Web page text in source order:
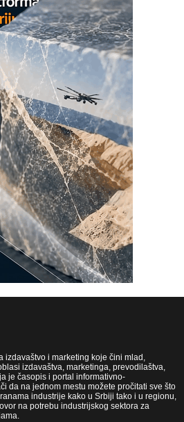
izdavaštvo i marketing koje čini mlad,
izdavaštva, marketinga, prevodilaštva,
je časopis i portal informativno-
da na jednom mestu možete pročitati sve što
industrije kako u Srbiji tako i u regionu,
na potrebu industrijskog sektora za